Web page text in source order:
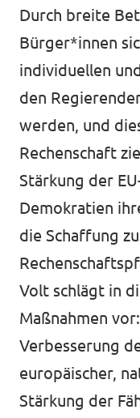
Durch breite
Bürger*innen
individuellen
den
werden, und
Rechenschaft
Stärkung der
Demokratien
die Schaffung
Volt schlägt in
Maßnahmen vor:
Verbesserung
europäischer,
Stärkung der